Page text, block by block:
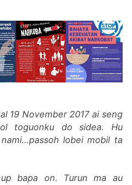
19 November 2017 ai seng
toguonku do sidea. Hu
lobei mobil ta
bapa on. Turun ma au